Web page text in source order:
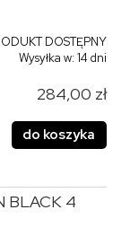
DOSTĘPNY
Wysyłka w:14 dni
284,00 zł
do koszyka
BLACK 4